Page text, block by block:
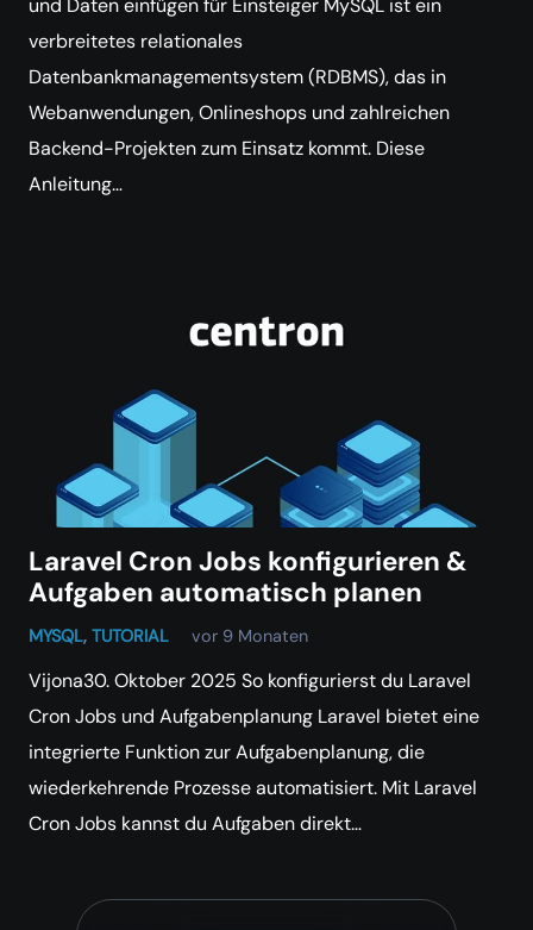
und Daten einfügen für Einsteiger MySQL ist ein
verbreitetes relationales
Datenbankmanagementsystem (RDBMS), das in
Webanwendungen, Onlineshops und zahlreichen
Backend-Projekten zum Einsatz kommt. Diese
Anleitung…
Laravel Cron Jobs konfigurieren &
Aufgaben automatisch planen
MYSQL, TUTORIAL vor 9 Monaten
Vijona30. Oktober 2025 So konfigurierst du Laravel
Cron Jobs und Aufgabenplanung Laravel bietet eine
integrierte Funktion zur Aufgabenplanung, die
wiederkehrende Prozesse automatisiert. Mit Laravel
Cron Jobs kannst du Aufgaben direkt…